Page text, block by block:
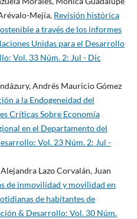
Mejía, Revisión histórica
a través de los informes
Unidas para el Desarrollo
Vol. 33 Núm. 2: Jul - Dic
Andrés Mauricio Gómez
a la Endogeneidad del
Críticas Sobre Economía
en el Departamento del
Vol. 23 Núm. 2: Jul -
Lazo Corvalán, Juan
de inmovilidad y movilidad en
de habitantes de
& Desarrollo: Vol. 30 Núm.